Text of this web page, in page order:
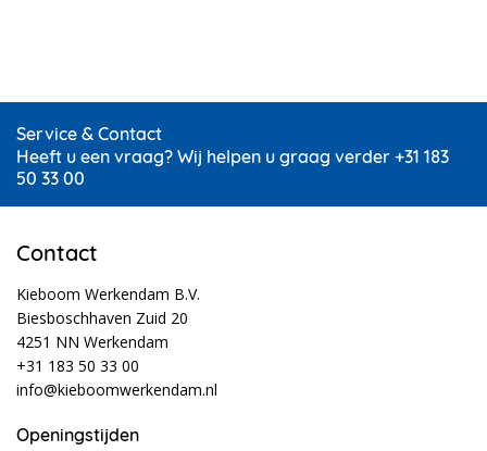
Service & Contact
Heeft u een vraag? Wij helpen u graag verder +31 183
50 33 00
Contact
Kieboom Werkendam B.V.
Biesboschhaven Zuid 20
4251 NN Werkendam
+31 183 50 33 00
info@kieboomwerkendam.nl
Openingstijden